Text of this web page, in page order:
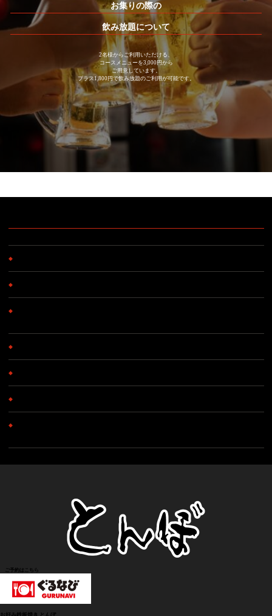
お集りの際の
飲み放題について
2名様からご利用いただける、
コースメニューを3,000円から
ご用意しています。
プラス1,800円で飲み放題のご利用が可能です。
◆ビール
◆チューハイ
◆ワイン
◆日本酒
◆焼酎
◆梅酒
◆ソフトドリンク
ご予約はこちら
お好み鉄板焼き とんぼ